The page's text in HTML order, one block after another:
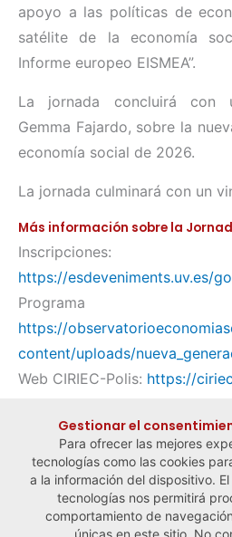
apoyo a las políticas de
satélite de la economía
Informe europeo EISMEA”.
La jornada concluirá con
Gemma Fajardo, sobre la
economía social de 2026.
La jornada culminará con un
Más información sobre la
Inscripciones:
https://esdeveniments.uv.es/
Programa
https://
content/uploads/
Web CIRIEC-Polis: https://
Gestionar el
Para ofrecer las mejores
tecnologías como las cookies
a la información del dispositivo.
tecnologías nos permitirá
comportamiento de